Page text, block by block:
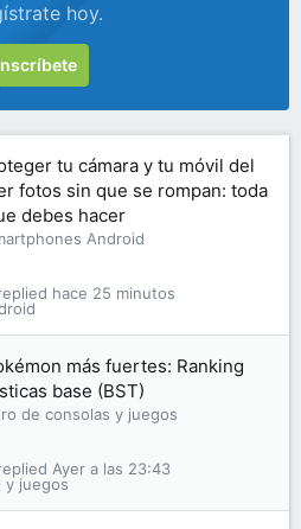
hoy.
tu cámara y tu móvil del
fotos sin que se rompan: toda
debes hacer
Android
hace 25 minutos
más fuertes: Ranking
base (BST)
de consolas y juegos
y juegos
Ayer a las 23:43